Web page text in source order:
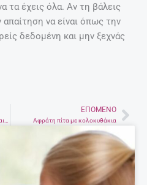
τα έχεις όλα. Αν τη βάλεις
να είναι όπως την
δεδομένη και μην ξεχνάς
ΕΠΌΜΕΝΟ
Αφράτη πίτα με κολοκυθάκια